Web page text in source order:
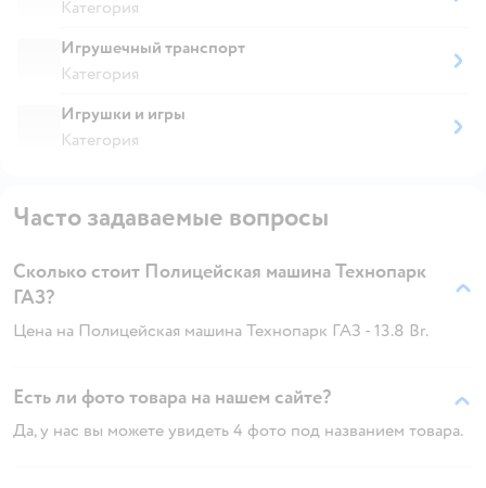
Категория
Игрушечный транспорт
Категория
Игрушки и игры
Категория
Часто задаваемые вопросы
Сколько стоит Полицейская машина Технопарк
ГАЗ?
Цена на Полицейская машина Технопарк ГАЗ - 13.8 Br.
Есть ли фото товара на нашем сайте?
Да, у нас вы можете увидеть 4 фото под названием товара.